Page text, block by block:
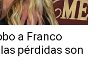
a Franco
pérdidas son